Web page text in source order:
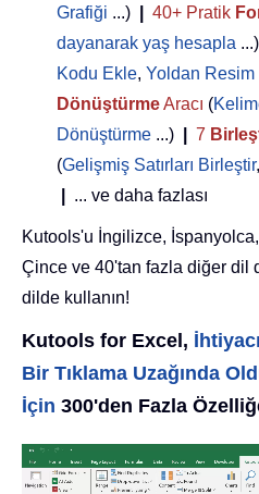
Grafiği ...) 40+ Pratik
dayanarak yaş hesapla ...)
Kodu Ekle, Yoldan Resim
DönüştürmeAracı (
Dönüştürme ...) 7
(Gelişmiş Satırları Birleştir,
... ve daha fazlası
Kutools'u İngilizce,
Çince ve 40'tan fazla diğer dil
dilde kullanın!
Kutools for Excel,
Bir Tıklama Uzağında
İçin 300'den Fazla